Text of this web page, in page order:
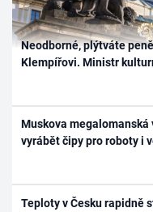
Neodborné, plýtváte
Klempířovi. Ministr
Muskova
vyrábět čipy pro roboty i
Teploty v Česku rapidně